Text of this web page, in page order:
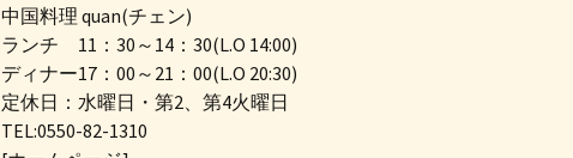
中国料理 quan(チェン)
ランチ 11：30～14：30(L.O 14:00)
ディナー17：00～21：00(L.O 20:30)
定休日：水曜日・第2、第4火曜日
TEL:0550-82-1310